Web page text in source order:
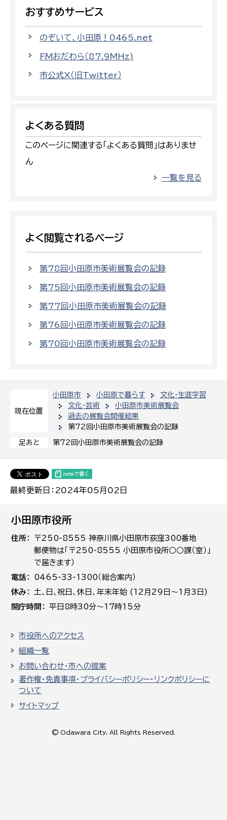
現在位置
小田原市 小田原で暮らす
文化・生涯学習
文化・芸術
小田原市美術展覧会
過去の展覧会開催結果
第72回小田原市美術展覧会の記録
足あと 第72回小田原市美術展覧会の記録
最終更新日：2024年05月02日
おすすめサービス
のぞいて、小田原！0465.net
FMおだわら（87.9MHz)
市公式X（旧Twitter）
よくある質問
このページに関連する「よくある質問」はありませ
ん
一覧を見る
よく閲覧されるページ
第78回小田原市美術展覧会の記録
第75回小田原市美術展覧会の記録
第77回小田原市美術展覧会の記録
第76回小田原市美術展覧会の記録
第70回小田原市美術展覧会の記録
小田原市役所
住所
〒250-8555 神奈川県小田原市荻窪300番地
郵便物は「〒250-8555 小田原市役所○○課（室）」
で届きます）
電話
0465-33-1300（総合案内）
休み
土､日､祝日、休日、年末年始 (12月29日～1月3日)
開庁時間
平日8時30分～17時15分
市役所へのアクセス
組織一覧
お問い合わせ・市への提案
著作権・免責事項・プライバシーポリシー・リンクポリシーに
ついて
サイトマップ
© Odawara City, All Rights Reserved.